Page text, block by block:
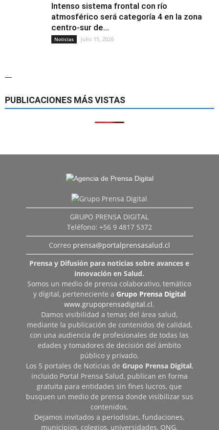
Intenso sistema frontal con río
atmosférico será categoría 4 en la zona
centro-sur de...
Noticias julio 15, 2026
—
PUBLICACIONES MÁS VISTAS
GRUPO PRENSA DIGITAL
Teléfono: +56 9 4817 5372
Correo prensa@portalprensasalud.cl
Prensa y Difusión para noticias sobre avances e
innovación en Salud.
Somos un medio de prensa colaborativo, temático
y digital, perteneciente a Grupo Prensa Digital
www.grupoprensadigital.cl.
Damos visibilidad a temas del área salud,
mediante la publicación de contenidos de calidad,
con una audiencia de profesionales de todas las
edades y tomadores de decisión del ámbito
público y privado.
Los 5 portales de Noticias de Grupo Prensa Digital,
incluido Portal Prensa Salud, publican en forma
gratuita para entidades sin fines lucros, que
busquen un medio de prensa donde visibilizar sus
contenidos.
Dejamos invitados a periodistas, fundaciones,
municipios, colegios, universidades, ONG,